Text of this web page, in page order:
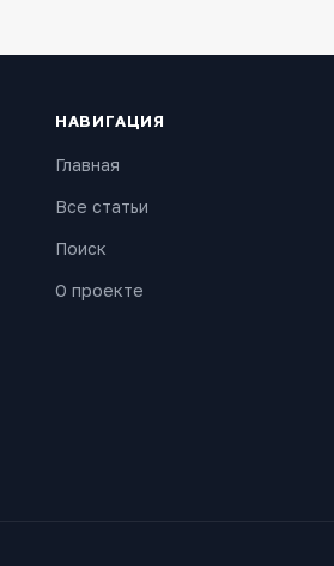
НАВИГАЦИЯ
Главная
Все статьи
Поиск
О проекте